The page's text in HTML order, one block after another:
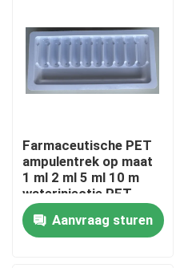
Farmaceutische PET
ampulentrek op maat
1 ml 2 ml 5 ml 10 m
waterinjectie PET
ampulentrek op maat
groothandel
Aanvraag sturen